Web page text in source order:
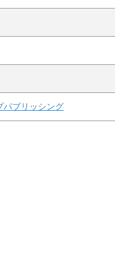
パブリッシング